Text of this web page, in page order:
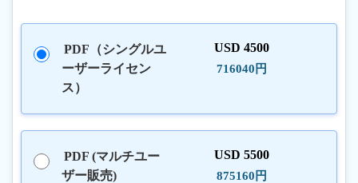
PDF（シングルユ
ーザーライセン
ス）
USD 4500
716040円
PDF (マルチユー
ザー販売)
USD 5500
875160円